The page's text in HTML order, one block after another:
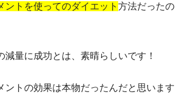
ントを使ってのダイエット 方法だったの
減量に成功とは、素晴らしいです！
ントの効果は本物だったんだと思います